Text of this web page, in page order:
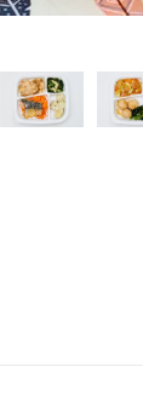
たんぱく調
426円(1食分